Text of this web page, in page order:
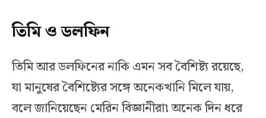
তিমি ও ডলফিন
তিমি আর ডলফিনের নাকি এমন সব বৈশিষ্ট্য রয়েছে,
যা মানুষের বৈশিষ্ট্যের সঙ্গে অনেকখানি মিলে যায়,
বলে জানিয়েছেন মেরিন বিজ্ঞানীরা৷ অনেক দিন ধরে